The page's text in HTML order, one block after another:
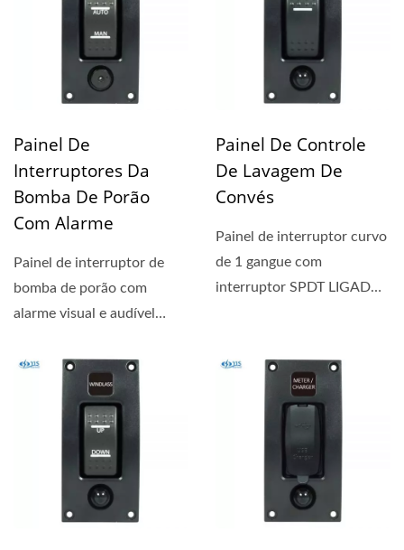
Painel De
Interruptores Da
Bomba De Porão
Com Alarme
Painel de interruptor de
bomba de porão com
alarme visual e audível
Painel De Controle
De Lavagem De
Convés
Painel de interruptor curvo
de 1 gangue com
interruptor SPDT LIGADO-